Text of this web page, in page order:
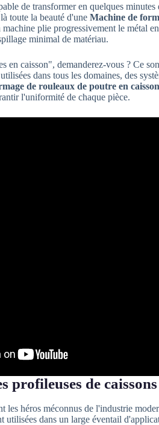
de transformer en quelques
toute la beauté d'une Machine de
plie progressivement le métal
minimal de matériau.
en caisson", demanderez-vous ? Ce
dans tous les domaines, des
de rouleaux de poutre en caisson
l'uniformité de chaque pièce.
profileuses de caissons
les héros méconnus de l'industrie
utilisées dans un large éventail